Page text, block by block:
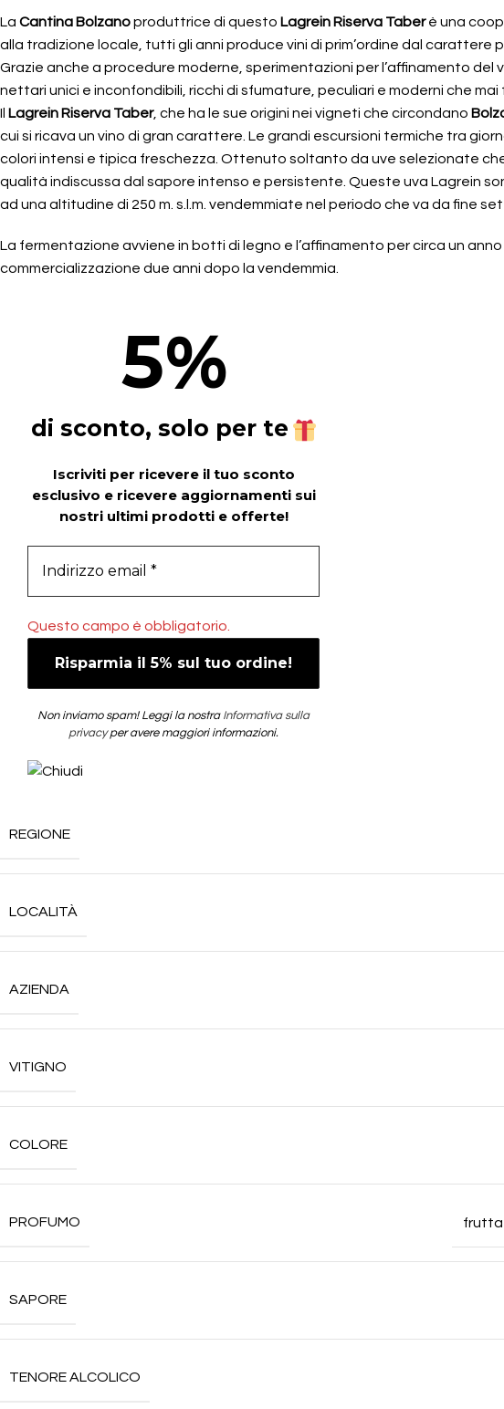
La Cantina Bolzanoproduttrice di questo Lagrein Riserva Taberè una
alla tradizione locale, tutti gli anni produce vini di prim’ordine dal carattere
Grazie anche a procedure moderne, sperimentazioni per l’affinamento
nettari unici e inconfondibili, ricchi di sfumature, peculiari e moderni che
Il Lagrein Riserva Taber, che ha le sue origini nei vigneti che circondano
cui si ricava un vino di gran carattere. Le grandi escursioni termiche tra
colori intensi e tipica freschezza. Ottenuto soltanto da uve selezionate
qualità indiscussa dal sapore intenso e persistente. Queste uva Lagrein
ad una altitudine di 250 m. s.l.m. vendemmiate nel periodo che va da fine
La fermentazione avviene in botti di legno e l’affinamento per circa un
commercializzazione due anni dopo la vendemmia.
5%
di sconto, solo per te
Iscriviti per ricevere il tuo sconto
esclusivo e ricevere aggiornamenti sui
nostri ultimi prodotti e offerte!
Questo campo è obbligatorio.
Non inviamo spam! Leggi la nostra Informativa sulla
privacyper avere maggiori informazioni.
REGIONE
LOCALITÀ
AZIENDA
VITIGNO
COLORE
PROFUMO
SAPORE
TENORE ALCOLICO